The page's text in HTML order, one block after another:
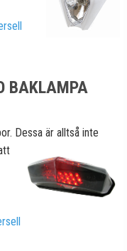
BAKLAMPA
Dessa är alltså inte